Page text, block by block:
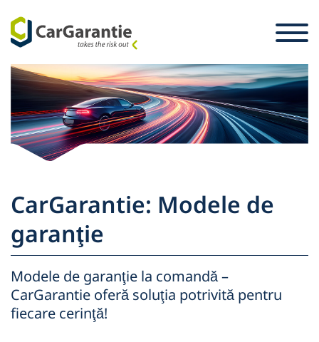
Sari la conținut
Selecție țară Vă rugăm selectați o limbă.
Partener
Proprietarul vehiculului
Firme
CarGarantie: Modele de
garanţie
Modele de garanţie la comandă –
CarGarantie oferă soluţia potrivită pentru
fiecare cerinţă!